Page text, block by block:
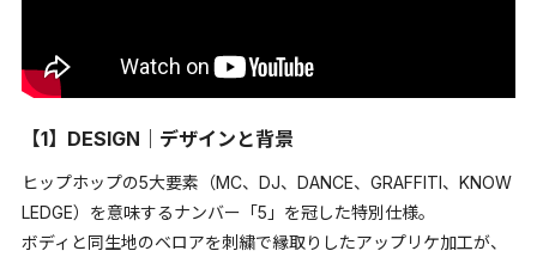
【1】DESIGN｜デザインと背景
ヒップホップの5大要素（MC、DJ、DANCE、GRAFFITI、KNOW
LEDGE）を意味するナンバー「5」を冠した特別仕様。
ボディと同生地のベロアを刺繍で縁取りしたアップリケ加工が、